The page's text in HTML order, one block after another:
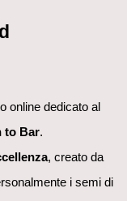
online dedicato al
to Bar.
, creato da
i semi di